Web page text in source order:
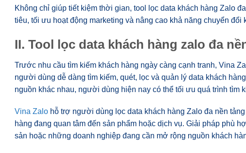
Không chỉ giúp tiết kiệm thời gian, tool lọc data khách hàng Zalo
tiêu, tối ưu hoạt động marketing và nâng cao khả năng chuyển đổi
II. Tool lọc data khách hàng zalo đa
Trước nhu cầu tìm kiếm khách hàng ngày càng cạnh tranh, Vina
người dùng dễ dàng tìm kiếm, quét, lọc và quản lý data khách
nguồn khác nhau, người dùng hiện nay có thể tối ưu quá trình tìm
Vina Zalo hỗ trợ người dùng lọc data khách hàng Zalo đa nền
hàng đang quan tâm đến sản phẩm hoặc dịch vụ. Giải pháp phù
sản hoặc những doanh nghiệp đang cần mở rộng nguồn khách